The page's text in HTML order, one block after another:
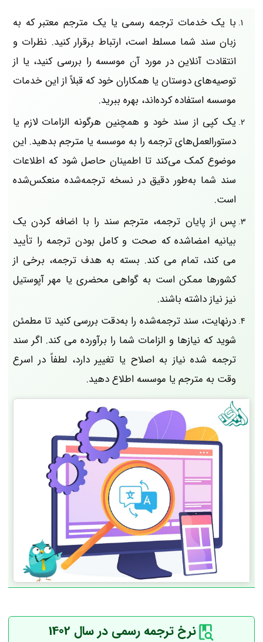
با یک خدمات ترجمه رسمی یا یک مترجم معتبر که به
زبان سند شما مسلط است، ارتباط برقرار کنید. نظرات و
انتقادت آنلاین در مورد آن موسسه را بررسی کنید، یا از
توصیه‌های دوستان یا همکاران خود که قبلاً از این خدمات
موسسه استفاده کرده‌اند، بهره ببرید.
یک کپی از سند خود و همچنین هرگونه الزامات لازم یا
دستورالعمل‌های ترجمه را به موسسه یا مترجم بدهید. این
موضوع کمک می‌کند تا اطمینان حاصل شود که اطلاعات
سند شما به‌طور دقیق در نسخه ترجمه‌شده منعکس‌شده
است.
پس از پایان ترجمه، مترجم سند را با اضافه کردن یک
بیانیه امضاشده که صحت و کامل بودن ترجمه را تأیید
می کند، تمام می کند. بسته به هدف ترجمه، برخی از
کشورها ممکن است به گواهی محضری یا مهر آپوستیل
نیز نیاز داشته باشند.
درنهایت، سند ترجمه‌شده را به‌دقت بررسی کنید تا مطمئن
شوید که نیازها و الزامات شما را برآورده می کند. اگر سند
ترجمه شده نیاز به اصلاح یا تغییر دارد، لطفاً در اسرع
وقت به مترجم یا موسسه اطلاع دهید.
نرخ ترجمه رسمی در سال 1402